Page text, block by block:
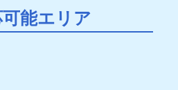
能エリア